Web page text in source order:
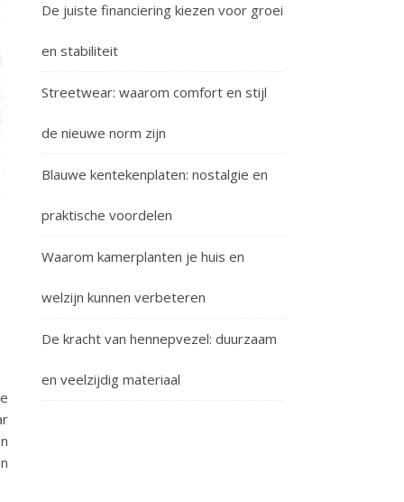
De juiste financiering kiezen voor groei
en stabiliteit
Streetwear: waarom comfort en stijl
de nieuwe norm zijn
Blauwe kentekenplaten: nostalgie en
praktische voordelen
Waarom kamerplanten je huis en
welzijn kunnen verbeteren
De kracht van hennepvezel: duurzaam
en veelzijdig materiaal